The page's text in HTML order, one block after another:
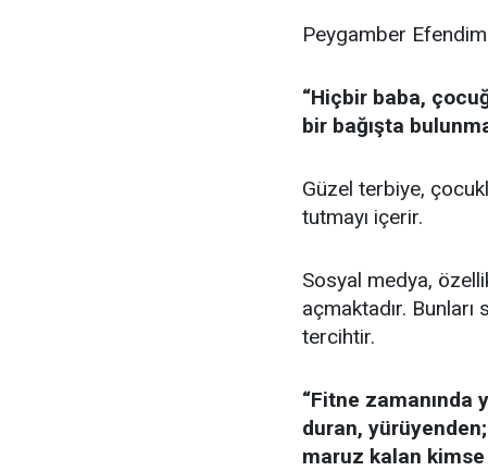
Peygamber
“Hiçbir baba,
bir bağışta
Güzel terbiye,
tutmayı içerir.
Sosyal medya,
açmaktadır. Bunları
tercihtir.
“Fitne zamanında
duran,
maruz kalan